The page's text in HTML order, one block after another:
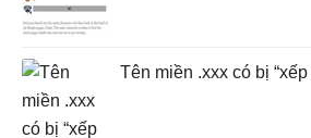
Tên miền .xxx có bị